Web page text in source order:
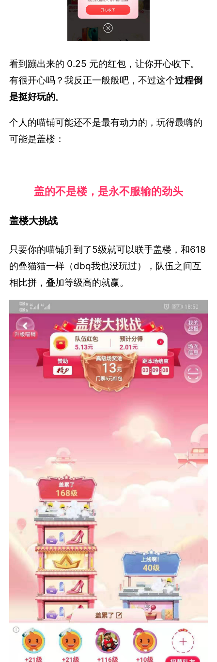
看到蹦出来的 0.25 元的红包，让你开心收下。
有很开心吗？我反正一般般吧，不过这个过程倒
是挺好玩的。
个人的喵铺可能还不是最有动力的，玩得最嗨的
可能是盖楼：
盖的不是楼，是永不服输的劲头
盖楼大挑战
只要你的喵铺升到了5级就可以联手盖楼，和618
的叠猫猫一样（dbq我也没玩过），队伍之间互
相比拼，叠加等级高的就赢。